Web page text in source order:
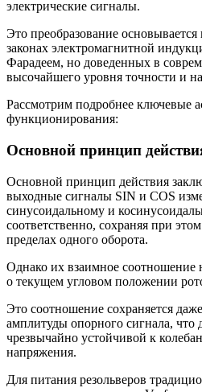
электрические сигналы.
Это преобразование
законах электромагнитной
Фарадеем, но доведенных в
высочайшего уровня точности и
Рассмотрим подробнее ключевые
функционирования:
Основной принцип
Основной принцип действия
выходные сигналы SIN и COS
синусоидальному и
соответственно, сохраняя при
пределах одного оборота.
Однако их взаимное
о текущем угловом положении
Это соотношение сохраняется
амплитуды опорного сигнала, что
чрезвычайно устойчивой к
напряжения.
Для питания резольверов